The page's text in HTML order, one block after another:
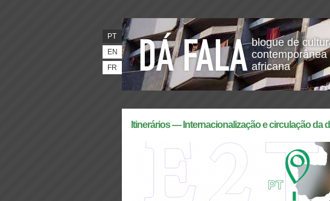
blogue de
contemporânea
africana
PT
EN
FR
Itinerários — Internacionalização e circulação da